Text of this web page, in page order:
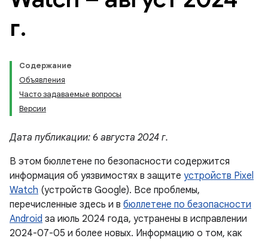
г.
Содержание
Объявления
Часто задаваемые вопросы
Версии
Дата публикации: 6 августа 2024 г.
В этом бюллетене по безопасности содержится
информация об уязвимостях в защите устройств Pixel
Watch (устройств Google). Все проблемы,
перечисленные здесь и в бюллетене по безопасности
Android за июль 2024 года, устранены в исправлении
2024-07-05 и более новых. Информацию о том, как